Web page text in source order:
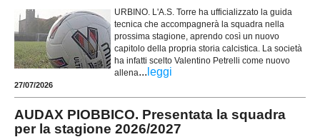
URBINO. L'A.S. Torre ha ufficializzato la guida
tecnica che accompagnerà la squadra nella
prossima stagione, aprendo così un nuovo
capitolo della propria storia calcistica. La società
ha infatti scelto Valentino Petrelli come nuovo
allena... leggi
27/07/2026
AUDAX PIOBBICO. Presentata la squadra
per la stagione 2026/2027